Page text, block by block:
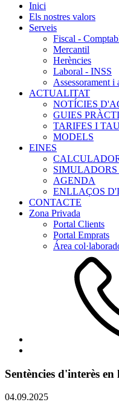
Inici
Els nostres valors
Serveis
Fiscal -
Mercantil
Herències
Laboral - INSS
Assessorament i
ACTUALITAT
NOTÍCIES
GUIES
TARIFES I
MODELS
EINES
SIMULADORS
AGENDA
ENLLAÇOS
CONTACTE
Zona Privada
Portal Clients
Portal Emprats
Área
Sentències d'interès
04.09.2025